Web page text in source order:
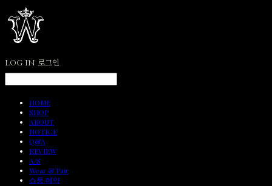
LOG IN 로그인
HOME
SHOP
ABOUT
NOTICE
Q&A
REVIEW
A/S
Wear & Pair
쇼룸 예약